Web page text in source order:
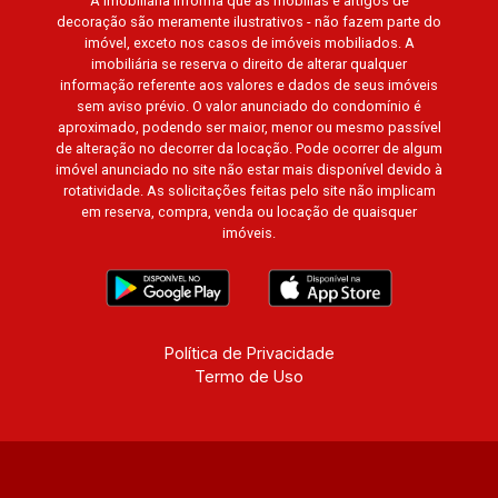
decoração são meramente ilustrativos - não fazem parte do
imóvel, exceto nos casos de imóveis mobiliados. A
imobiliária se reserva o direito de alterar qualquer
informação referente aos valores e dados de seus imóveis
sem aviso prévio. O valor anunciado do condomínio é
aproximado, podendo ser maior, menor ou mesmo passível
de alteração no decorrer da locação. Pode ocorrer de algum
imóvel anunciado no site não estar mais disponível devido à
rotatividade. As solicitações feitas pelo site não implicam
em reserva, compra, venda ou locação de quaisquer
imóveis.
Política de Privacidade
Termo de Uso